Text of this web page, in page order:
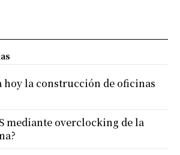
hoy la construcción de oficinas
mediante overclocking de la